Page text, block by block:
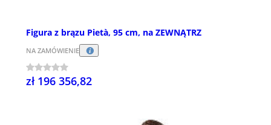
Figura z brązu Pietà, 95 cm, na ZEWNĄTRZ
NA ZAMÓWIENIE
zł 196 356,82